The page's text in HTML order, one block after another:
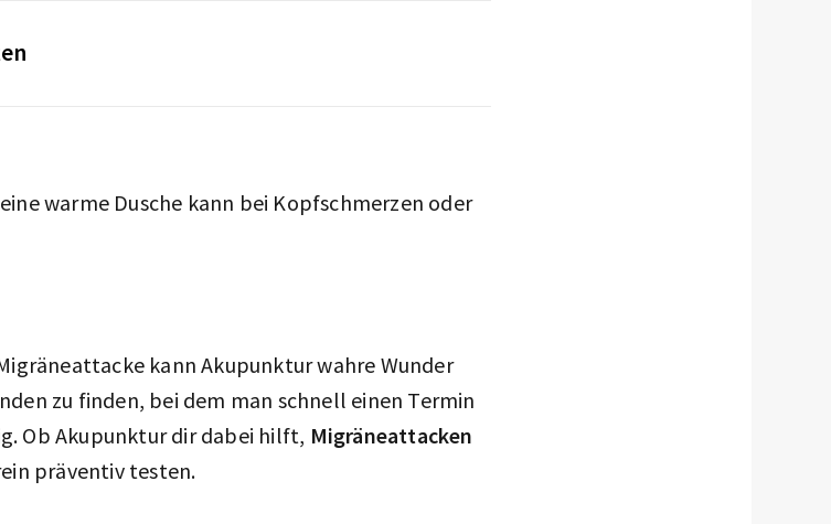
warme Dusche kann bei Kopfschmerzen oder
kann Akupunktur wahre Wunder
zu finden, bei dem man schnell einen Termin
Ob Akupunktur dir dabei hilft, Migräneattacken
präventiv testen.